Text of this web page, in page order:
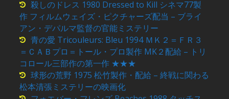
殺しのドレス 1980 Dressed to Kill シネマ77製
作 フィルムウェイズ・ピクチャーズ配当 – ブライ
アン・デパルマ監督の官能ミステリー
青の愛 Tricouleurs: Bleu 1994 ＭＫ２＝ＦＲ３
＝ＣＡＢプロ＝トール・プロ製作 MK２配給 – トリ
コロール三部作の第一作 ★★★
球形の荒野 1975 松竹製作・配給 – 終戦に関わる
松本清張ミステリーの映画化